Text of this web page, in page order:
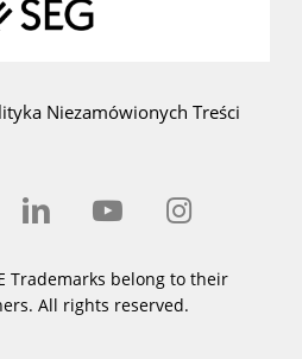
Niezamówionych Treści
Trademarks belong to their
All rights reserved.
linkedin youtube instagram